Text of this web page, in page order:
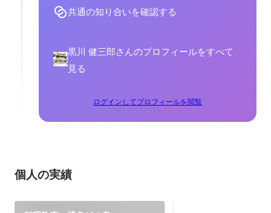
共通の知り合いを確認する
黒川 健三郎さんのプロフィールをすべて
見る
ログインしてプロフィールを閲覧
個人の実績